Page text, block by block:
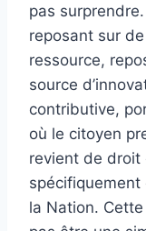
pas
reposant sur
ressource,
source
contributive,
où le citoyen
revient de droit
la Nation.